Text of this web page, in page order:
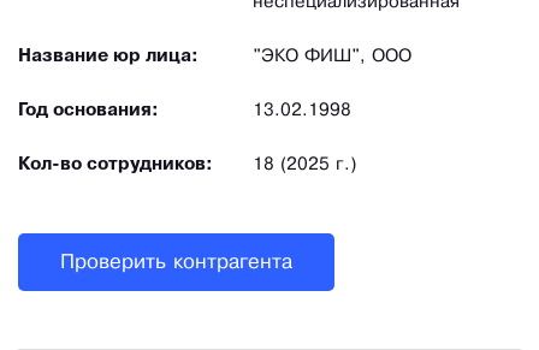
Название юр лица: "ЭКО ФИШ", ООО
Год основания: 13.02.1998
Кол-во сотрудников: 18 (2025 г.)
Проверить контрагента